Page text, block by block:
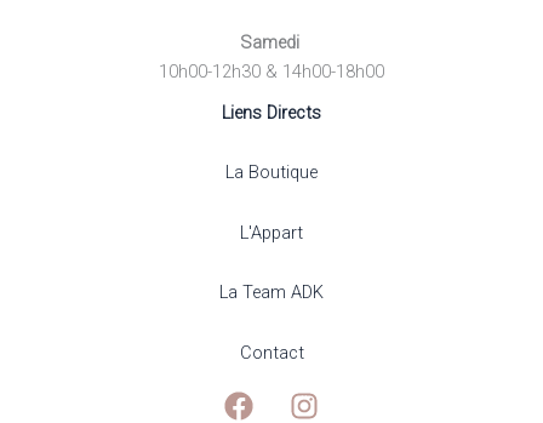
Samedi
10h00-12h30 & 14h00-18h00
Liens Directs
La Boutique
L'Appart
La Team ADK
Contact